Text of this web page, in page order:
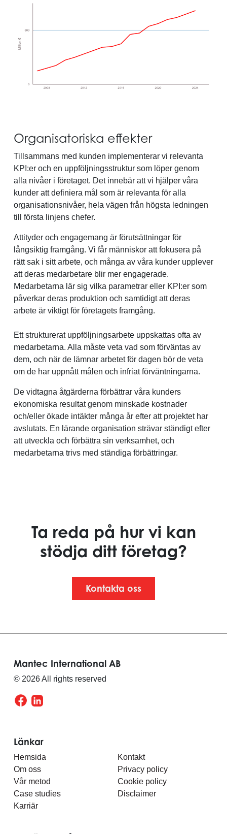
Organisatoriska effekter
Tillsammans med kunden implementerar vi relevanta
KPI:er och en uppföljningsstruktur som löper genom
alla nivåer i företaget. Det innebär att vi hjälper våra
kunder att definiera mål som är relevanta för alla
organisationsnivåer, hela vägen från högsta ledningen
till första linjens chefer.
Attityder och engagemang är förutsättningar för
långsiktig framgång. Vi får människor att fokusera på
rätt sak i sitt arbete, och många av våra kunder upplever
att deras medarbetare blir mer engagerade.
Medarbetarna lär sig vilka parametrar eller KPI:er som
påverkar deras produktion och samtidigt att deras
arbete är viktigt för företagets framgång.
Ett strukturerat uppföljningsarbete uppskattas ofta av
medarbetarna. Alla måste veta vad som förväntas av
dem, och när de lämnar arbetet för dagen bör de veta
om de har uppnått målen och infriat förväntningarna.
De vidtagna åtgärderna förbättrar våra kunders
ekonomiska resultat genom minskade kostnader
och/eller ökade intäkter många år efter att projektet har
avslutats. En lärande organisation strävar ständigt efter
att utveckla och förbättra sin verksamhet, och
medarbetarna trivs med ständiga förbättringar.
Ta reda på hur vi kan
stödja ditt företag?
Kontakta oss
Mantec International AB
© 2026 All rights reserved
Länkar
Hemsida
Om oss
Vår metod
Case studies
Karriär
Kontakt
Privacy policy
Cookie policy
Disclaimer